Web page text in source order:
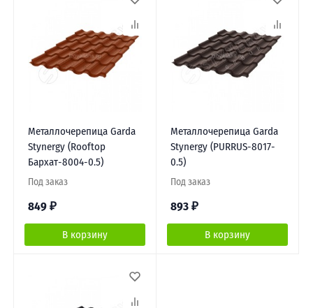
Металлочерепица Garda
Stynergy (Rooftop
Бархат-8004-0.5)
Под заказ
849 ₽
В корзину
Металлочерепица Garda
Stynergy (PURRUS-8017-
0.5)
Под заказ
893 ₽
В корзину